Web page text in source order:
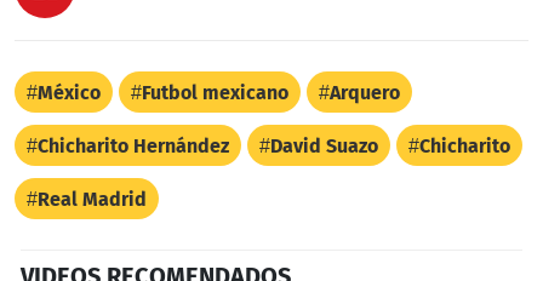
México Futbol mexicano Arquero
Chicharito Hernández David Suazo Chicharito
Real Madrid